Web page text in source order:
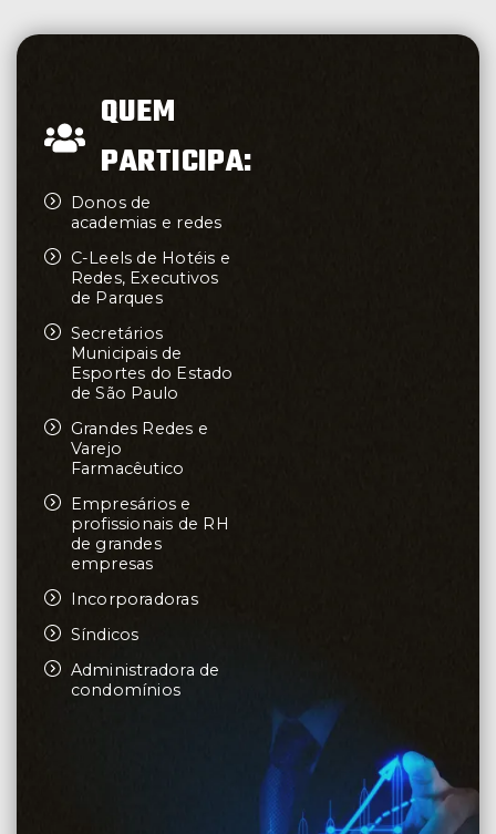
QUEM
PARTICIPA:
Donos de
academias e redes
C-Leels de Hotéis e
Redes, Executivos
de Parques
Secretários
Municipais de
Esportes do Estado
de São Paulo
Grandes Redes e
Varejo
Farmacêutico
Empresários e
profissionais de RH
de grandes
empresas
Incorporadoras
Síndicos
Administradora de
condomínios